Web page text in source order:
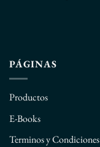
PÁGINAS
Productos
E-Books
Terminos y Condiciones